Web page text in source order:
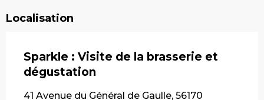
Localisation
Sparkle : Visite de la brasserie et
dégustation
41 Avenue du Général de Gaulle, 56170